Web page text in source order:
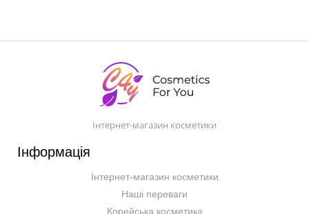
Інтернет-магазин косметики
Інформація
Інтернет-магазин косметики
Наші переваги
Корейська косметика